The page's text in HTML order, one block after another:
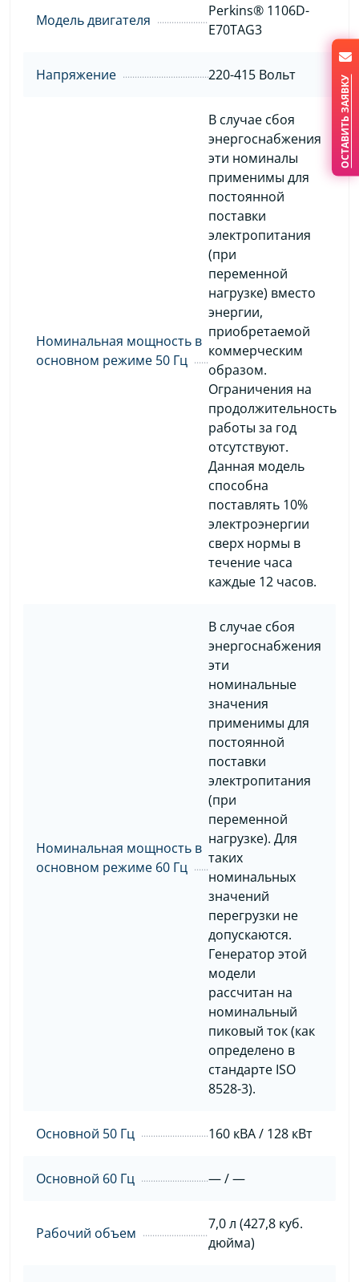
Модель двигателя
Perkins® 1106D-
E70TAG3
Напряжение 220-415 Вольт
Номинальная мощность в
основном режиме 50 Гц
В случае сбоя
энергоснабжения
эти номиналы
применимы для
постоянной
поставки
электропитания
(при
переменной
нагрузке) вместо
энергии,
приобретаемой
коммерческим
образом.
Ограничения на
продолжительность
работы за год
отсутствуют.
Данная модель
способна
поставлять 10%
электроэнергии
сверх нормы в
течение часа
каждые 12 часов.
Номинальная мощность в
основном режиме 60 Гц
В случае сбоя
энергоснабжения
эти
номинальные
значения
применимы для
постоянной
поставки
электропитания
(при
переменной
нагрузке). Для
таких
номинальных
значений
перегрузки не
допускаются.
Генератор этой
модели
рассчитан на
номинальный
пиковый ток (как
определено в
стандарте ISO
8528-3).
Основной 50 Гц 160 кВА / 128 кВт
Основной 60 Гц — / —
Рабочий объем
7,0 л (427,8 куб.
дюйма)
ОСТАВИТЬ ЗАЯВКУ